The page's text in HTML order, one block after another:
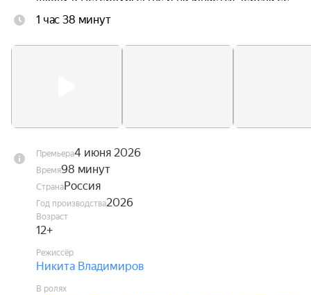
невероятных приключений.
1 час 38 минут
Премьера4 июня 2026
Время98 минут
СтранаРоссия
Год производства2026
Возраст
12+
Режиссёр
Никита Владимиров
В ролях